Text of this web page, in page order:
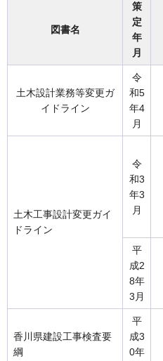
図書名
策
定
年
月
土木設計業務等変更ガ
イドライン
令
和5
年4
月
土木工事設計変更ガイ
ドライン
令
和3
年3
月
平
成2
8年
3月
香川県建設工事検査要
綱
平
成3
0年